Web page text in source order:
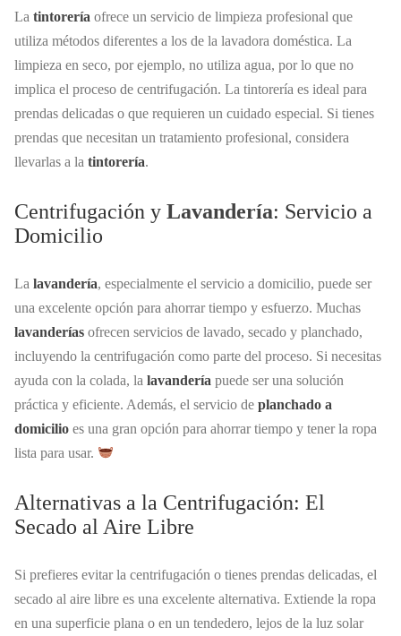
La tintorería ofrece un servicio de limpieza profesional que
utiliza métodos diferentes a los de la lavadora doméstica. La
limpieza en seco, por ejemplo, no utiliza agua, por lo que no
implica el proceso de centrifugación. La tintorería es ideal para
prendas delicadas o que requieren un cuidado especial. Si tienes
prendas que necesitan un tratamiento profesional, considera
llevarlas a la tintorería.
Centrifugación y Lavandería: Servicio a
Domicilio
La lavandería, especialmente el servicio a domicilio, puede ser
una excelente opción para ahorrar tiempo y esfuerzo. Muchas
lavanderías ofrecen servicios de lavado, secado y planchado,
incluyendo la centrifugación como parte del proceso. Si necesitas
ayuda con la colada, la lavandería puede ser una solución
práctica y eficiente. Además, el servicio de planchado a
domicilio es una gran opción para ahorrar tiempo y tener la ropa
lista para usar.
Alternativas a la Centrifugación: El
Secado al Aire Libre
Si prefieres evitar la centrifugación o tienes prendas delicadas, el
secado al aire libre es una excelente alternativa. Extiende la ropa
en una superficie plana o en un tendedero, lejos de la luz solar